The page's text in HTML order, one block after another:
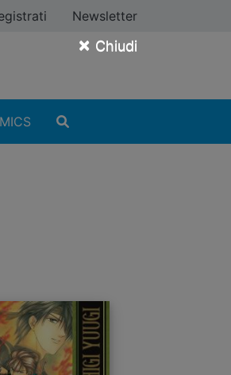
× Chiudi
Newsletter